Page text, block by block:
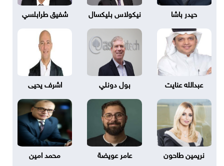
حيدر باشا نيكولاس بليكسال شفيق طرابلسي
عبدالله عنايت بول دونلي اشرف يحيى
نريمين طاحون عامر عويضة محمد امين